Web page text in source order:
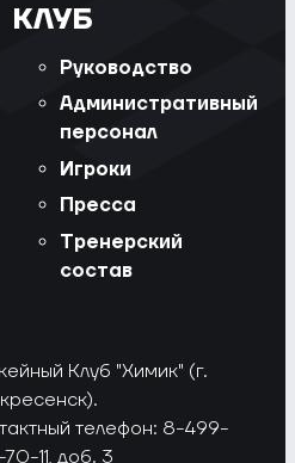
КЛУБ
Руководство
Административный
персонал
Игроки
Пресса
Тренерский
состав
Клуб "Химик" (г.
телефон: 8-499-
11, доб. 3